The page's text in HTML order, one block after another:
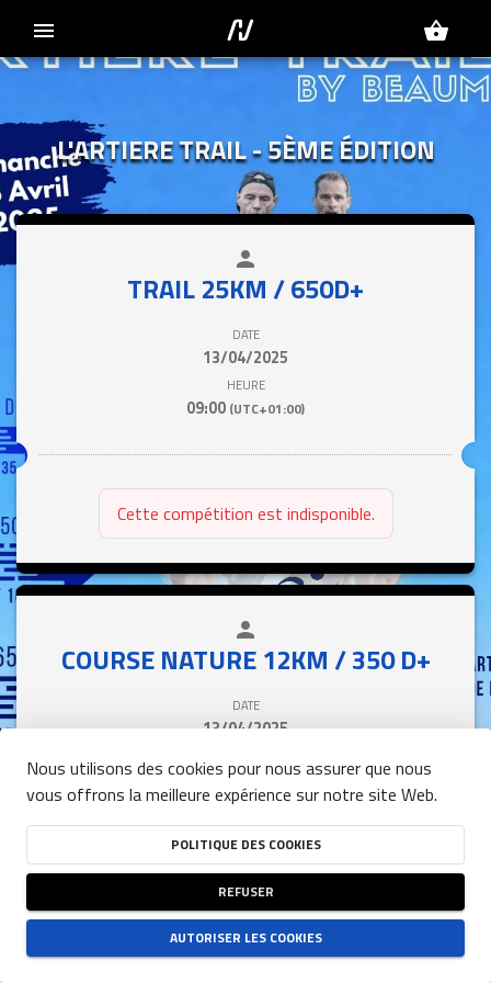
menu shopping_basket
L'ARTIERE TRAIL - 5ÈME ÉDITION
person
TRAIL 25KM / 650D+
DATE
13/04/2025
HEURE
09:00 (UTC+01:00)
Cette compétition est indisponible.
person
COURSE NATURE 12KM / 350 D+
DATE
13/04/2025
10:15(UTC+01:00)
Cette compétition est indisponible.
Nous utilisons des cookies pour nous assurer que nous
vous offrons la meilleure expérience sur notre site Web.
POLITIQUE DES COOKIES
REFUSER
AUTORISER LES COOKIES